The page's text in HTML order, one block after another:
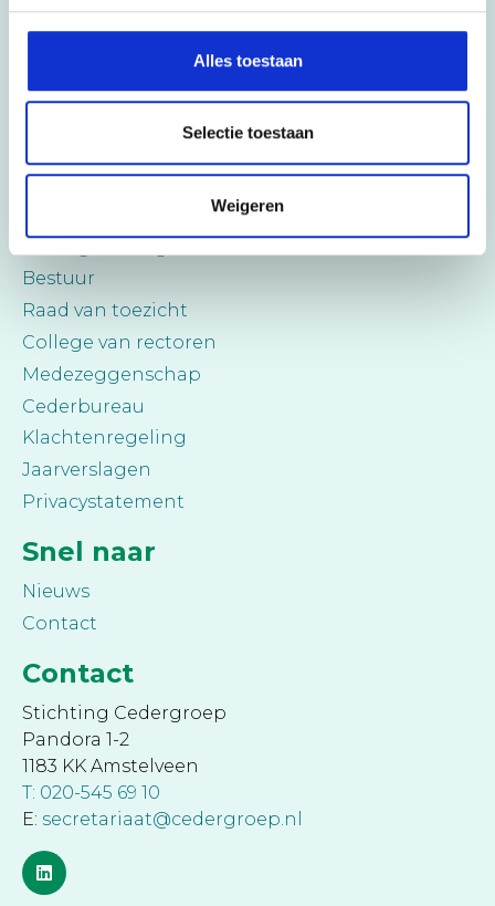
Alles toestaan
Selectie toestaan
Weigeren
Werken bij
Open sollicitatie
Cedergroep
Bestuur
Raad van toezicht
College van rectoren
Medezeggenschap
Cederbureau
Klachtenregeling
Jaarverslagen
Privacystatement
Snel naar
Nieuws
Contact
Contact
Stichting Cedergroep
Pandora 1-2
1183 KK Amstelveen
T: 020-545 69 10
E: secretariaat@cedergroep.nl